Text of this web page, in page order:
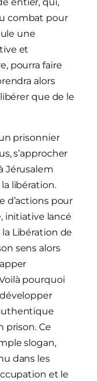
combat pour
une
et
pourra faire
alors
que de le
prisonnier
s’approcher
Jérusalem
libération.
d’actions pour
initiative lancé
Libération de
sens alors
pourquoi
prison. Ce
slogan,
dans les
et le